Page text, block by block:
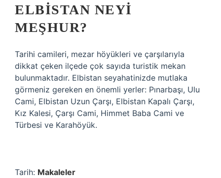
ELBISTAN NEYI
MEŞHUR?
Tarihi camileri, mezar höyükleri ve çarşılarıyla
dikkat çeken ilçede çok sayıda turistik mekan
bulunmaktadır. Elbistan seyahatinizde mutlaka
görmeniz gereken en önemli yerler: Pınarbaşı, Ulu
Cami, Elbistan Uzun Çarşı, Elbistan Kapalı Çarşı,
Kız Kalesi, Çarşı Cami, Himmet Baba Cami ve
Türbesi ve Karahöyük.
Tarih: Makaleler